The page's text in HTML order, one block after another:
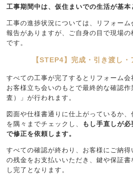
工事期間中は、仮住まいでの生活が基本
工事の進捗状況については、リフォー
報告がありますが、ご自身の目で現場
です。
【STEP4】完成・引き渡し
すべての工事が完了するとリフォーム会
お客様立ち会いのもとで最終的な確認
査）」が行われます。
図面や仕様書通りに仕上がっているか
を隅々までチェックし、
もし手直しが
で修正を依頼します。
すべての確認が終わり、お客様にご納
の残金をお支払いいただき、鍵や保証
し完了となります。